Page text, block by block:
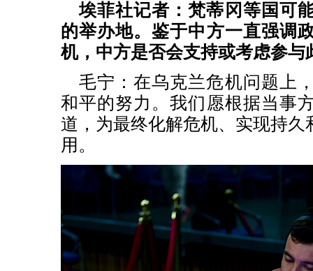
埃菲社记者：梵蒂冈等国可
的举办地。鉴于中方一直强调
机，中方是否会支持或考虑参与
毛宁：在乌克兰危机问题上
和平的努力。我们愿根据当事
道，为最终化解危机、实现持久
用。